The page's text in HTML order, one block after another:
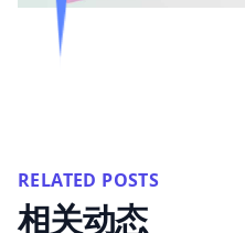
RELATED POSTS
相关动态